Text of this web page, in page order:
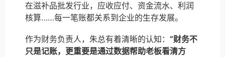
在滋补品批发行业，应收应付、资金流水、利润
核算……每一笔账都关系到企业的生存发展。
作为财务负责人，朱总有着清晰的认知： “财务不
只是记账，更重要是通过数据帮助老板看清方